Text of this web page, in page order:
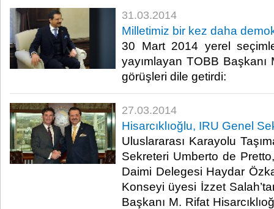
31.03.2014
Milletimiz bir kez daha
30 Mart 2014 yerel
yayımlayan TOBB Başkanı
görüşleri dile getirdi:​
27.03.2014
Hisarcıklıoğlu, IRU Genel
Uluslararası Karayolu
Sekreteri Umberto de
Daimi Delegesi Haydar
Konseyi üyesi İzzet
Başkanı M. Rifat